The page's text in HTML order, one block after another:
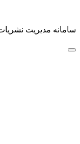
سامانه مدیریت